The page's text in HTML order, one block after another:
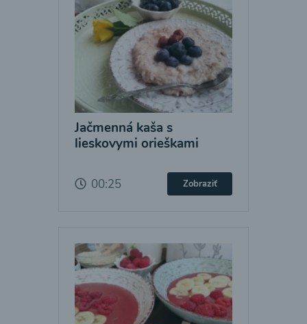
Jačmenná kaša s
lieskovymi orieškami
00:25 Zobraziť